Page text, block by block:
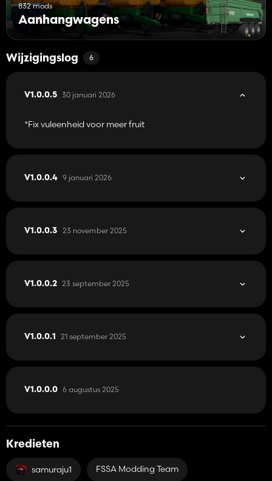
832 mods
Aanhangwagens
Wijzigingslog 6
V1.0.0.5 30 januari 2026
*Fix vuleenheid voor meer fruit
V1.0.0.4 9 januari 2026
V1.0.0.3 23 november 2025
V1.0.0.2 23 september 2025
V1.0.0.1 21 september 2025
V1.0.0.0 6 augustus 2025
Kredieten
samuraju1 FSSA Modding Team